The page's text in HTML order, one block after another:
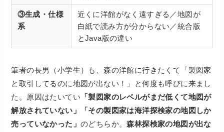
③生成・仕様
系
近くに洋館がなく遠すぎる／地図が
白紙で読み方が分からない／統合版
とJava版の違い
筆者の長男（小学生）も、森の洋館に行きたくて「製図家
と取引してるのに地図が出ない！」と何度も呼びに来まし
た。原因はたいてい 「製図家のレベルがまだ低くて地図が
解放されていない」「その製図家は海洋探検家の地図しか
売っていなかった」のどちらか。森林探検家の地図が出な